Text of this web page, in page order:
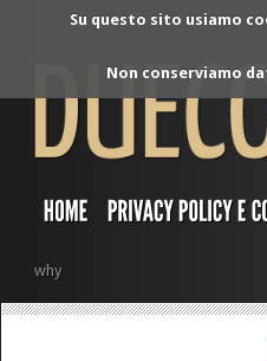
Su questo sito usiamo
Non conserviamo
why